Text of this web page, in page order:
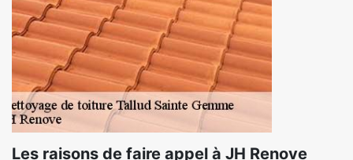
Les raisons de faire appel à JH Renove